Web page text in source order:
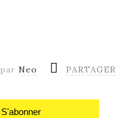
par Neo PARTAGER
S'abonner